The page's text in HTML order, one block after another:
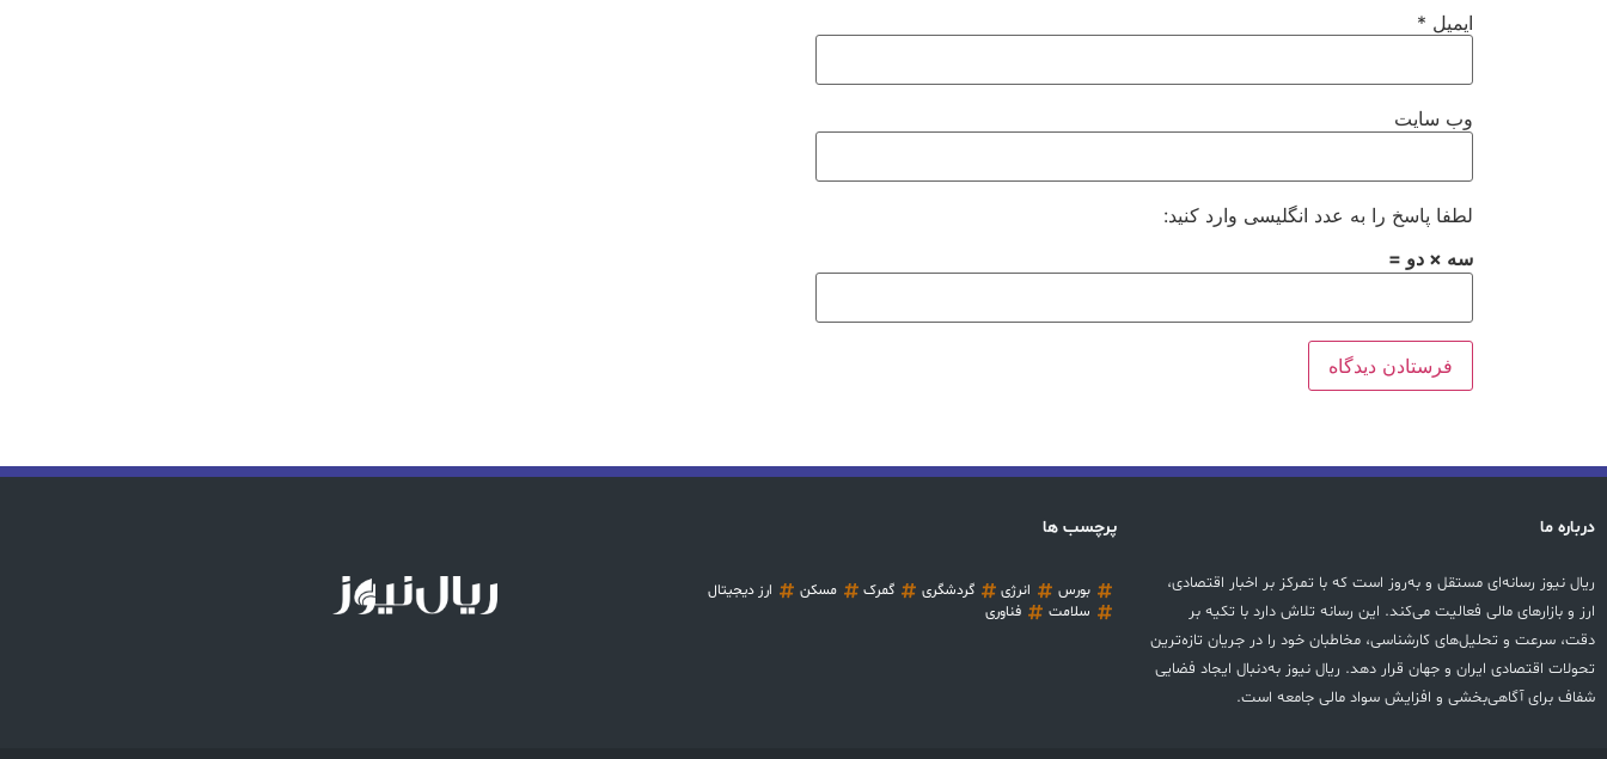
ایمیل *
وب‌ سایت
لطفا پاسخ را به عدد انگلیسی وارد کنید:
سه × دو =
درباره ما
ریال نیوز رسانه‌ای مستقل و به‌روز است که با تمرکز بر اخبار اقتصادی،
ارز و بازارهای مالی فعالیت می‌کند. این رسانه تلاش دارد با تکیه بر
دقت، سرعت و تحلیل‌های کارشناسی، مخاطبان خود را در جریان تازه‌ترین
تحولات اقتصادی ایران و جهان قرار دهد. ریال نیوز به‌دنبال ایجاد فضایی
شفاف برای آگاهی‌بخشی و افزایش سواد مالی جامعه است.
پرچسب ها
بورس انرژی گردشگری گمرک مسکن
ارز دیجیتال
سلامت
فناوری